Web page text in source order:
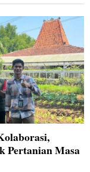
Pertanian Masa